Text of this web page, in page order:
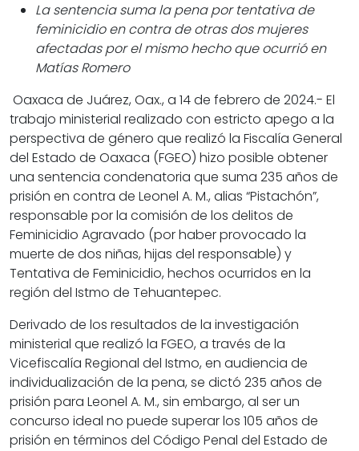
La sentencia suma la pena por tentativa de
feminicidio en contra de otras dos mujeres
afectadas por el mismo hecho que ocurrió en
Matías Romero
Oaxaca de Juárez, Oax., a 14 de febrero de 2024.- El
trabajo ministerial realizado con estricto apego a la
perspectiva de género que realizó la Fiscalía General
del Estado de Oaxaca (FGEO) hizo posible obtener
una sentencia condenatoria que suma 235 años de
prisión en contra de Leonel A. M., alias “Pistachón”,
responsable por la comisión de los delitos de
Feminicidio Agravado (por haber provocado la
muerte de dos niñas, hijas del responsable) y
Tentativa de Feminicidio, hechos ocurridos en la
región del Istmo de Tehuantepec.
Derivado de los resultados de la investigación
ministerial que realizó la FGEO, a través de la
Vicefiscalía Regional del Istmo, en audiencia de
individualización de la pena, se dictó 235 años de
prisión para Leonel A. M., sin embargo, al ser un
concurso ideal no puede superar los 105 años de
prisión en términos del Código Penal del Estado de